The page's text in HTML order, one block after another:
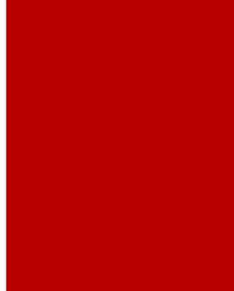
HEBOH! Persija vs Persib
Thohir Ditelepon Sebelum
KPK Periksa Dua Tersangka